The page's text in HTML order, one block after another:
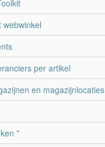
webwinkel
per artikel
en magazijnlocaties
*